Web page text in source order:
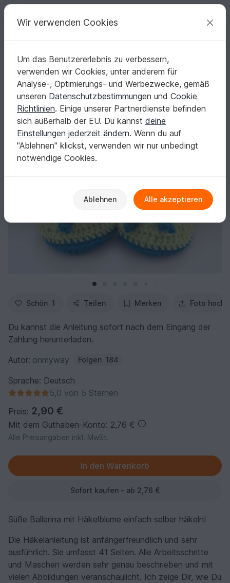
Deine kreativen Ideen
Deutsch | € (EUR) einloggen Kostenlos registrieren
Startseite Häkeln Damen Ballerinas
Ballerina häkeln – 7 Größen: 31, 32, 33, 34, 35, 36, 37
Ballerina häkeln – 7 Größen: 31, 32, 33, 34, 35,
36, 37
Schön 1 Teilen Merken Foto
Du kannst die Anleitung sofort nach dem Eingang der
Zahlung herunterladen.
Autor: onmyway Folgen 184
Sprache: Deutsch
5,0 von 5 Sternen
Preis: 2,90 €
Mit dem Guthaben-Konto: 2,76 €
Alle Preisangaben inkl. MwSt.
Sofort kaufen - ab 2,76 €
Süße Ballerina mit Häkelblume einfach selber häkeln!
Die Häkelanleitung ist anfängerfreundlich und sehr
ausführlich. Sie umfasst 41 Seiten. Alle Arbeitsschritte
und Maschen werden sehr genau beschrieben und mit
vielen Abbildungen veranschaulicht. Ich zeige Dir, wie Du
Wir verwenden Cookies
Um das Benutzererlebnis zu verbessern,
verwenden wir Cookies, unter anderem für
Analyse-, Optimierungs- und Werbezwecke, gemäß
unseren Datenschutzbestimmungen und Cookie
Richtlinien. Einige unserer Partnerdienste befinden
sich außerhalb der EU. Du kannst deine
Einstellungen jederzeit ändern. Wenn du auf
"Ablehnen" klickst, verwenden wir nur unbedingt
notwendige Cookies.
Ablehnen Alle akzeptieren